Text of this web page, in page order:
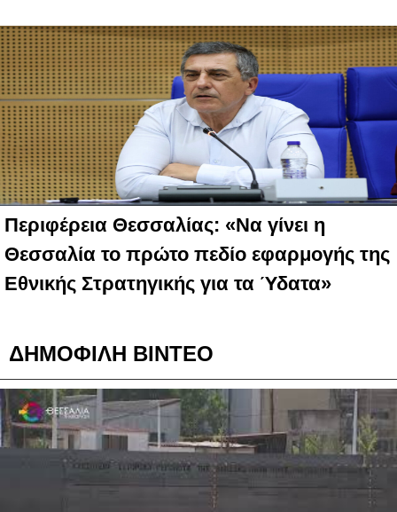
Περιφέρεια Θεσσαλίας: «Να γίνει η
Θεσσαλία το πρώτο πεδίο εφαρμογής της
Εθνικής Στρατηγικής για τα Ύδατα»
ΔΗΜΟΦΙΛΗ ΒΙΝΤΕΟ